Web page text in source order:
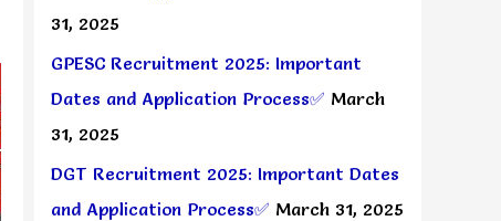
31, 2025
GPESC Recruitment 2025: Important
Dates and Application Process✅ March
31, 2025
DGT Recruitment 2025: Important Dates
and Application Process✅ March 31, 2025